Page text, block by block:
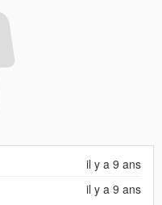
il y a 9 ans
il y a 9 ans